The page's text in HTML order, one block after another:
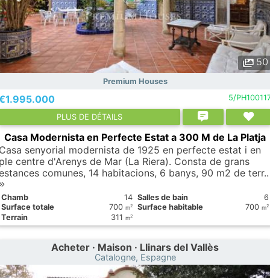
50
Premium Houses
5/
PLUS DE DÉTAILS
Casa Modernista en Perfecte Estat a 300 M de La Platja
senyorial modernista de 1925 en perfecte estat i en
centre d'Arenys de Mar (La Riera). Consta de grans
comunes, 14 habitacions, 6 banys, 90 m2 de terr..
Chamb 14 Salles de bain
6
Surface totale
700 m2 Surface habitable 700 m2
Terrain 311 m2
Acheter · Maison · Llinars del Vallès
Catalogne, Espagne